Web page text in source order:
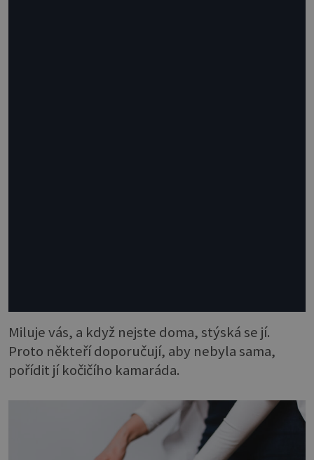
Miluje vás, a když nejste doma, stýská se jí.
Proto někteří doporučují, aby nebyla sama,
pořídit jí kočičího kamaráda.